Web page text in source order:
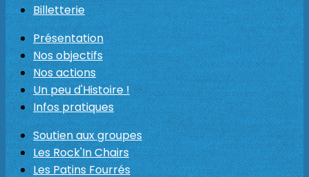
Billetterie
Présentation
Nos objectifs
Nos actions
Un peu d'Histoire !
Infos pratiques
Soutien aux groupes
Les Rock'In Chairs
Les Patins Fourrés